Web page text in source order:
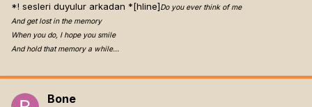
*! sesleri duyulur arkadan *[hline]Do you ever think of me
And get lost in the memory
When you do, I hope you smile
And hold that memory a while…
Bone